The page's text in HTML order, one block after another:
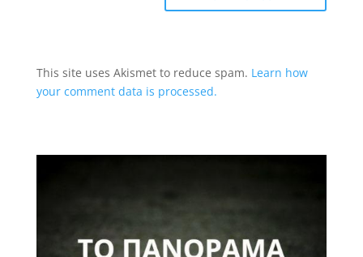
This site uses Akismet to reduce spam. Learn how
your comment data is processed.